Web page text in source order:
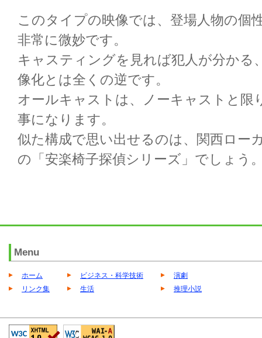
このタイプの映像では、登場人物の個
非常に微妙です。
キャスティングを見れば犯人が分かる
像化とは全くの逆です。
オールキャストは、ノーキャストと限
事になります。
似た構成で思い出せるのは、関西ロー
の「安楽椅子探偵シリーズ」でしょう
Menu
ホーム
リンク集
ビジネス・科学技術
生活
演劇
推理小説